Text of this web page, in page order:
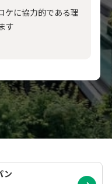
ケに協力的である理
す
ン